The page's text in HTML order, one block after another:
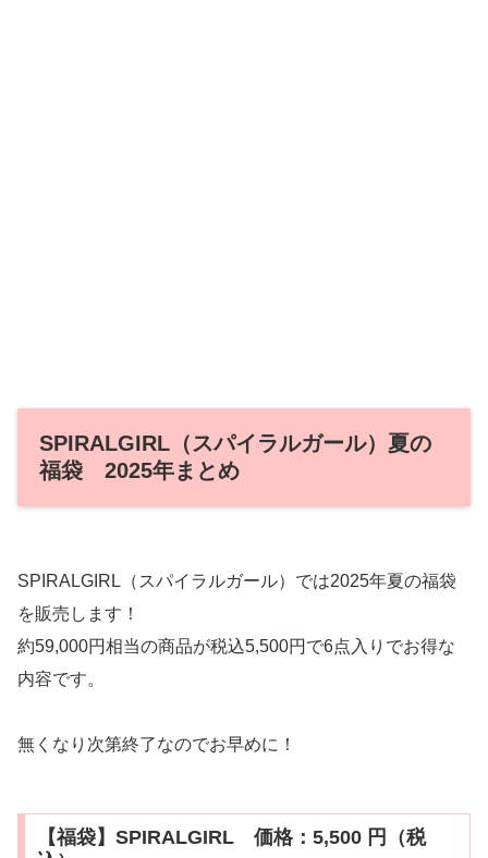
SPIRALGIRL（スパイラルガール）夏の
福袋 2025年まとめ
SPIRALGIRL（スパイラルガール）では2025年夏の福袋
を販売します！
約59,000円相当の商品が税込5,500円で6点入りでお得な
内容です。
無くなり次第終了なのでお早めに！
【福袋】SPIRALGIRL 価格：5,500 円（税